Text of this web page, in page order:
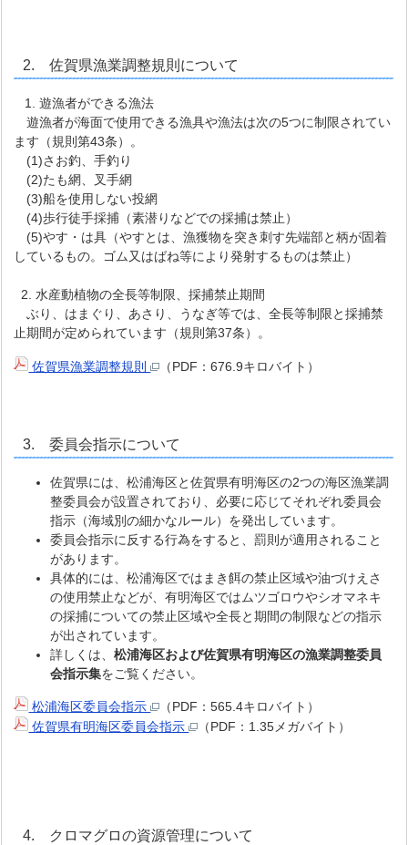
2. 佐賀県漁業調整規則について
1. 遊漁者ができる漁法
遊漁者が海面で使用できる漁具や漁法は次の5つに制限されてい
ます（規則第43条）。
(1)さお釣、手釣り
(2)たも網、叉手網
(3)船を使用しない投網
(4)歩行徒手採捕（素潜りなどでの採捕は禁止）
(5)やす・は具（やすとは、漁獲物を突き刺す先端部と柄が固着
しているもの。ゴム又はばね等により発射するものは禁止）
2. 水産動植物の全長等制限、採捕禁止期間
ぶり、はまぐり、あさり、うなぎ等では、全長等制限と採捕禁
止期間が定められています（規則第37条）。
佐賀県漁業調整規則 （PDF：676.9キロバイト）
3. 委員会指示について
佐賀県には、松浦海区と佐賀県有明海区の2つの海区漁業調
整委員会が設置されており、必要に応じてそれぞれ委員会
指示（海域別の細かなルール）を発出しています。
委員会指示に反する行為をすると、罰則が適用されること
があります。
具体的には、松浦海区ではまき餌の禁止区域や油づけえさ
の使用禁止などが、有明海区ではムツゴロウやシオマネキ
の採捕についての禁止区域や全長と期間の制限などの指示
が出されています。
詳しくは、松浦海区および佐賀県有明海区の漁業調整委員
会指示集をご覧ください。
松浦海区委員会指示
（PDF：565.4キロバイト）
佐賀県有明海区委員会指示
（PDF：1.35メガバイト）
4. クロマグロの資源管理について